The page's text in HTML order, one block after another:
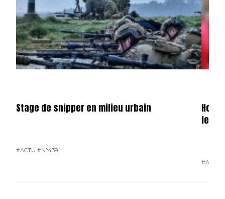
Stage de snipper en milieu urbain
#ACTU #N°439
le
#ACTU